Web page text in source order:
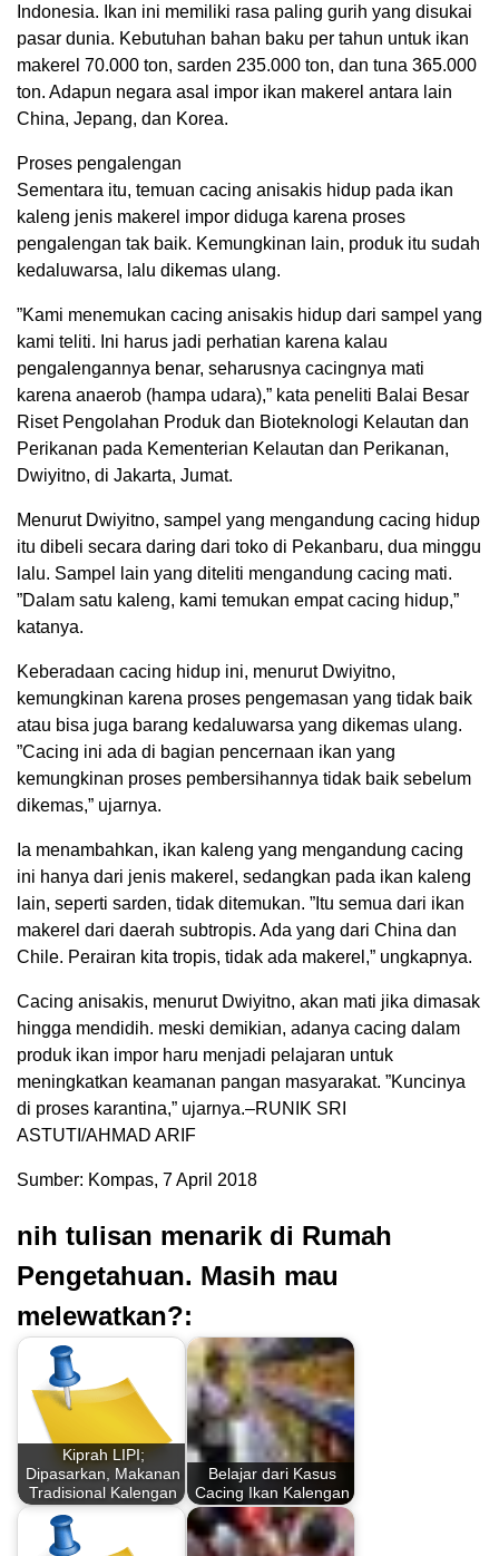
Indonesia. Ikan ini memiliki rasa paling gurih yang disukai
pasar dunia. Kebutuhan bahan baku per tahun untuk ikan
makerel 70.000 ton, sarden 235.000 ton, dan tuna 365.000
ton. Adapun negara asal impor ikan makerel antara lain
China, Jepang, dan Korea.
Proses pengalengan
Sementara itu, temuan cacing anisakis hidup pada ikan
kaleng jenis makerel impor diduga karena proses
pengalengan tak baik. Kemungkinan lain, produk itu sudah
kedaluwarsa, lalu dikemas ulang.
”Kami menemukan cacing anisakis hidup dari sampel yang
kami teliti. Ini harus jadi perhatian karena kalau
pengalengannya benar, seharusnya cacingnya mati
karena anaerob (hampa udara),” kata peneliti Balai Besar
Riset Pengolahan Produk dan Bioteknologi Kelautan dan
Perikanan pada Kementerian Kelautan dan Perikanan,
Dwiyitno, di Jakarta, Jumat.
Menurut Dwiyitno, sampel yang mengandung cacing hidup
itu dibeli secara daring dari toko di Pekanbaru, dua minggu
lalu. Sampel lain yang diteliti mengandung cacing mati.
”Dalam satu kaleng, kami temukan empat cacing hidup,”
katanya.
Keberadaan cacing hidup ini, menurut Dwiyitno,
kemungkinan karena proses pengemasan yang tidak baik
atau bisa juga barang kedaluwarsa yang dikemas ulang.
”Cacing ini ada di bagian pencernaan ikan yang
kemungkinan proses pembersihannya tidak baik sebelum
dikemas,” ujarnya.
Ia menambahkan, ikan kaleng yang mengandung cacing
ini hanya dari jenis makerel, sedangkan pada ikan kaleng
lain, seperti sarden, tidak ditemukan. ”Itu semua dari ikan
makerel dari daerah subtropis. Ada yang dari China dan
Chile. Perairan kita tropis, tidak ada makerel,” ungkapnya.
Cacing anisakis, menurut Dwiyitno, akan mati jika dimasak
hingga mendidih. meski demikian, adanya cacing dalam
produk ikan impor haru menjadi pelajaran untuk
meningkatkan keamanan pangan masyarakat. ”Kuncinya
di proses karantina,” ujarnya.–RUNIK SRI
ASTUTI/AHMAD ARIF
Sumber: Kompas, 7 April 2018
nih tulisan menarik di Rumah
Pengetahuan. Masih mau
melewatkan?:
Kiprah LIPI;
Dipasarkan, Makanan
Tradisional Kalengan
Belajar dari Kasus
Cacing Ikan Kalengan